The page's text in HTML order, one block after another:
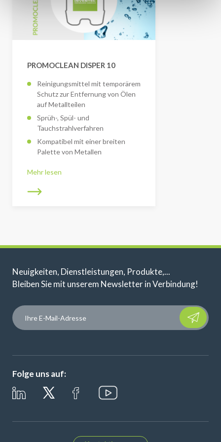
PROMOCLEAN DISPER 10
Reinigungsmittel mit temporärem
Schutz zur Entfernung von Ölen
auf Metallteilen
Sprüh-, Spül- und
Tauchstrahlverfahren
Kompatibel mit einer breiten
Palette von Metallen
Mehr lesen
Neuigkeiten, Dienstleistungen, Produkte,...
Bleiben Sie mit unserem Newsletter in Verbindung!
Please
Folge uns auf: